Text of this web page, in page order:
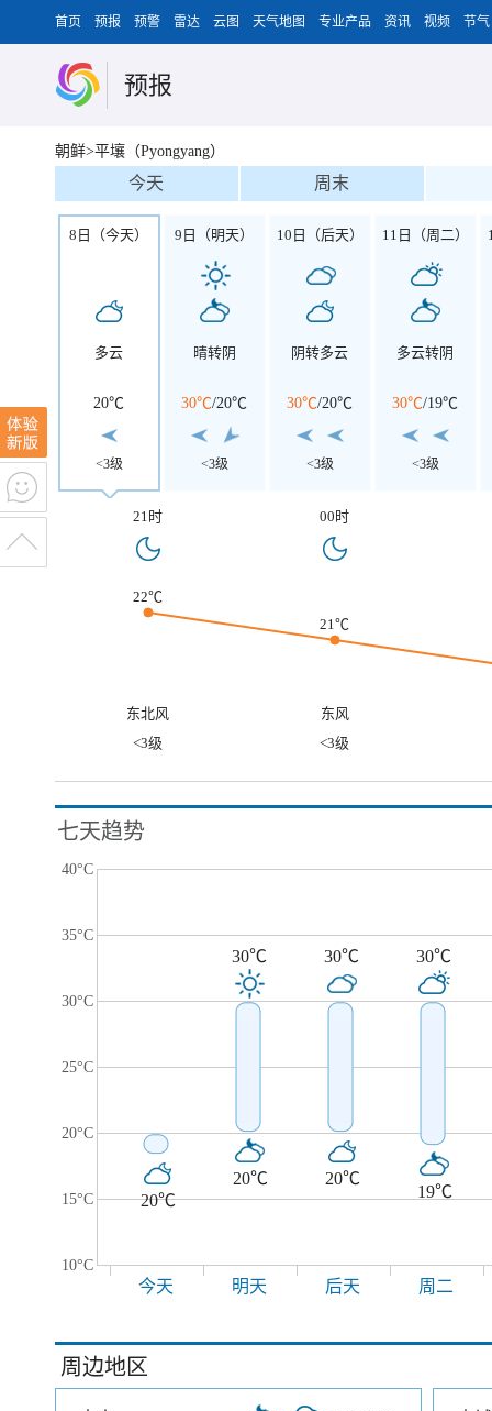
首页 预报 预警 雷达 云图 天气地图 专业产品 资讯 视频 节气
预报
朝鲜>平壤（Pyongyang）
今天 周末
8日（今天）
多云
20℃
<3级
9日（明天）
晴转阴
30℃/20℃
<3级
10日（后天）
阴转多云
30℃/20℃
<3级
11日（周二）
多云转阴
30℃/19℃
<3级
21时 00时
22℃
21℃
东北风
东风
<3级
<3级
七天趋势
40°C
35°C
30°C
25°C
20°C
15°C
10°C
20℃
30℃
20℃
30℃
20℃
30℃
19℃
今天 明天 后天 周二
周边地区